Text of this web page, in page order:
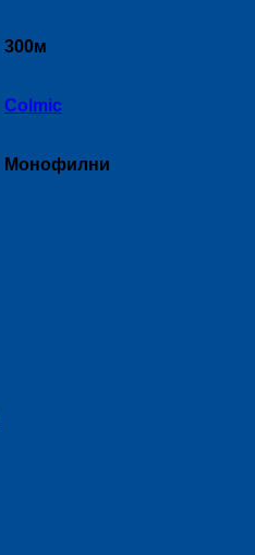
300м
Colmic
Монофилни